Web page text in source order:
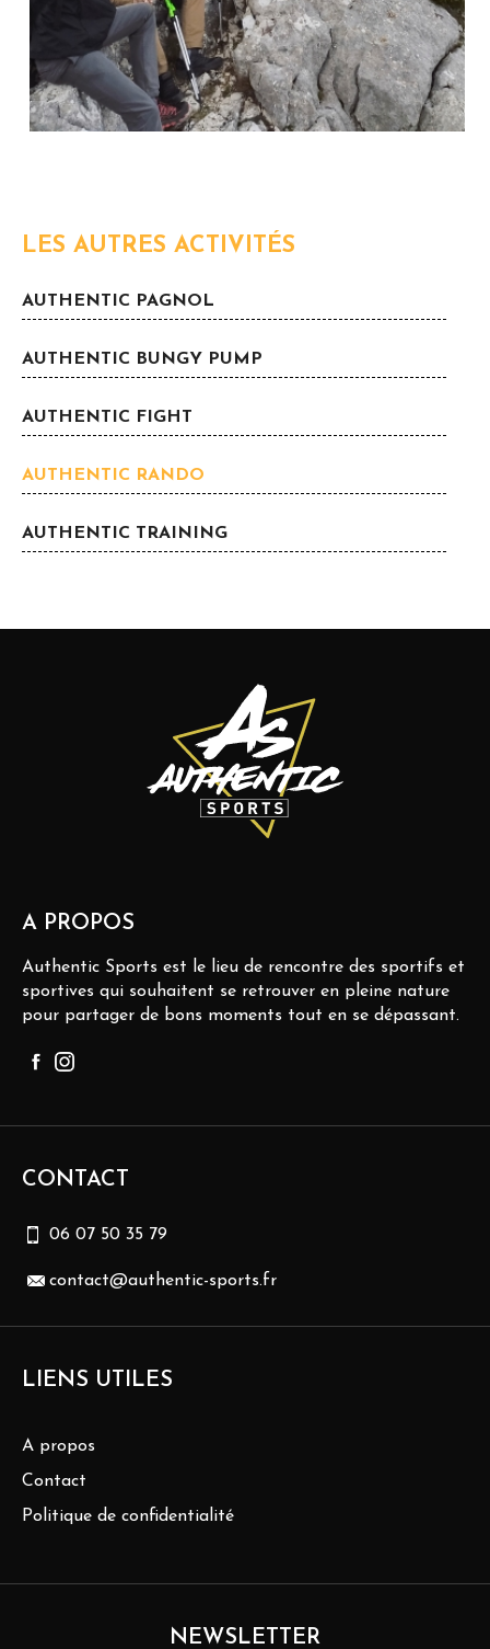
LES AUTRES ACTIVITÉS
AUTHENTIC PAGNOL
AUTHENTIC BUNGY PUMP
AUTHENTIC FIGHT
AUTHENTIC RANDO
AUTHENTIC TRAINING
A PROPOS
Authentic Sports est le lieu de rencontre des sportifs et
sportives qui souhaitent se retrouver en pleine nature
pour partager de bons moments tout en se dépassant.
CONTACT
06 07 50 35 79
contact@authentic-sports.fr
LIENS UTILES
A propos
Contact
Politique de confidentialité
NEWSLETTER